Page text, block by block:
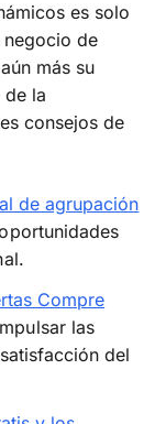
es solo
de
más su
de la
consejos de
de agrupación
Compre
las
del